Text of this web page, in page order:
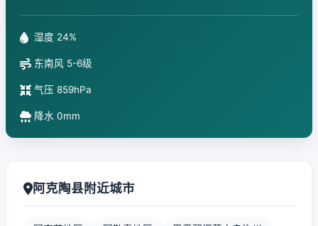
湿度 24%
东南风 5-6级
气压 859hPa
降水 0mm
阿克陶县附近城市